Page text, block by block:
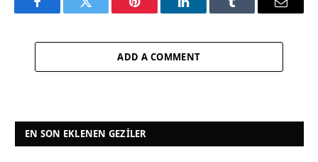
FacebookTwitter Pinterest LinkedInTumblr Email
ADD A COMMENT
EN SON EKLENEN GEZILER